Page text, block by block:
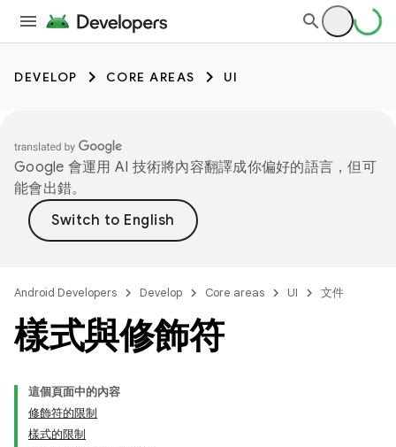
DEVELOP CORE AREAS UI
Google 會運用 AI 技術將內容翻譯成你偏好的語言，但可
能會出錯。
Android Developers Develop Core areas UI 文件
樣式與修飾符
這個頁面中的內容
修飾符的限制
樣式的限制